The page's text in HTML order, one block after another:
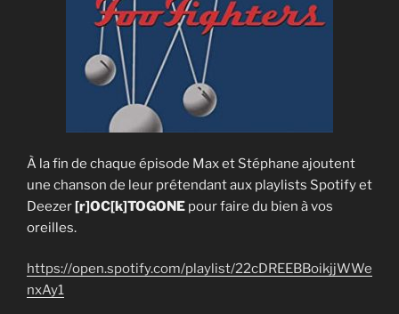
À la fin de chaque épisode Max et Stéphane ajoutent
une chanson de leur prétendant aux playlists Spotify et
Deezer[r]OC[k]TOGONE pour faire du bien à vos
oreilles.
https://open.spotify.com/playlist/22cDREEBBoikjjWWe
nxAy1